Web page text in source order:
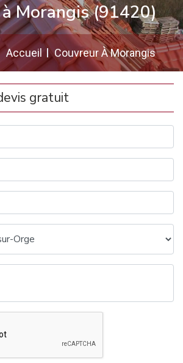
Morangis (91420)
Couvreur À Morangis
Accueil
gratuit